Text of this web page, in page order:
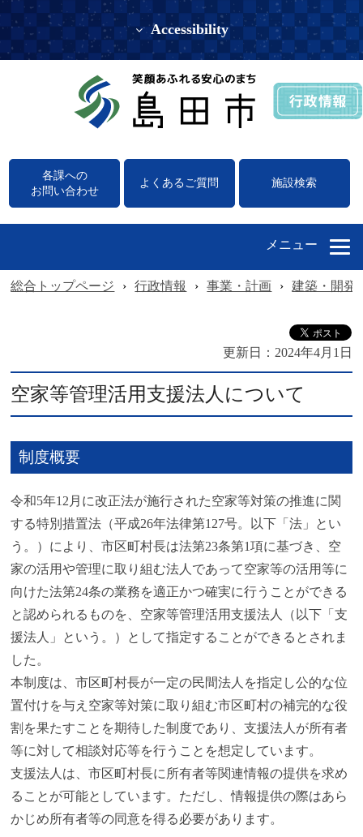
Accessibility
各課への
お問い合わせ
よくあるご質問 施設検索
メニュー
総合トップページ › 行政情報 › 事業・計画 › 建築・開発
更新日： 2024年4月1日
空家等管理活用支援法人について
制度概要
令和5年12月に改正法が施行された空家等対策の推進に関
する特別措置法（平成26年法律第127号。以下「法」とい
う。）により、市区町村長は法第23条第1項に基づき、空
家の活用や管理に取り組む法人であって空家等の活用等に
向けた法第24条の業務を適正かつ確実に行うことができる
と認められるものを、空家等管理活用支援法人（以下「支
援法人」という。）として指定することができるとされま
した。
本制度は、市区町村長が一定の民間法人を指定し公的な位
置付けを与え空家等対策に取り組む市区町村の補完的な役
割を果たすことを期待した制度であり、支援法人が所有者
等に対して相談対応等を行うことを想定しています。
支援法人は、市区町村長に所有者等関連情報の提供を求め
ることが可能としています。ただし、情報提供の際はあら
かじめ所有者等の同意を得る必要があります。